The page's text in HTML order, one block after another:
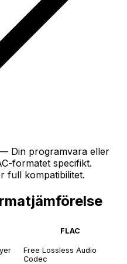
Din programvara eller
formatet specifikt.
full kompatibilitet.
FLAC
Free Lossless Audio
Codec